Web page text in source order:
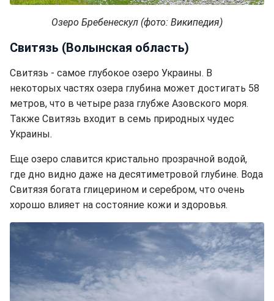
Озеро Бребенескул (фото: Википедия)
Свитязь (Волынская область)
Свитязь - самое глубокое озеро Украины. В
некоторых частях озера глубина может достигать 58
метров, что в четыре раза глубже Азовского моря.
Также Свитязь входит в семь природных чудес
Украины.
Еще озеро славится кристально прозрачной водой,
где дно видно даже на десятиметровой глубине. Вода
Свитязя богата глицерином и серебром, что очень
хорошо влияет на состояние кожи и здоровья.